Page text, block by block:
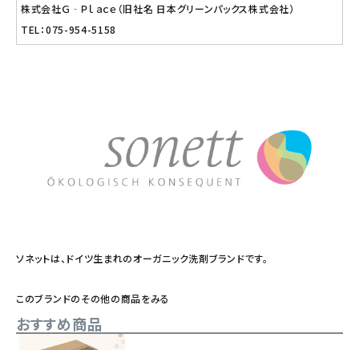
株式会社Ｇ‐Ｐｌａｃｅ（旧社名 日本グリーンパックス株式会社）
TEL：075-954-5158
ソネットは、ドイツ生まれのオーガニック洗剤ブランドです。
このブランドのその他の商品をみる
おすすめ商品